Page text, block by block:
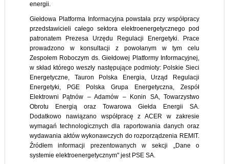
energii.
Giełdowa Platforma Informacyjna powstała przy współpracy
przedstawicieli całego sektora elektroenergetycznego pod
patronatem Prezesa Urzędu Regulacji Energetyki. Prace
prowadzono w konsultacji z powołanym w tym celu
Zespołem Roboczym ds. Giełdowej Platformy Informacyjnej,
w skład którego weszły następujące podmioty: Polskie Sieci
Energetyczne, Tauron Polska Energia, Urząd Regulacji
Energetyki, PGE Polska Grupa Energetyczna, Zespół
Elektrowni Pątnów – Adamów – Konin SA, Towarzystwo
Obrotu Energią oraz Towarowa Giełda Energii SA.
Dodatkowo nawiązano współpracę z ACER w zakresie
wymagań technologicznych dla raportowania danych oraz
wydawania aktów wykonawczych do rozporządzenia REMIT.
Źródłem informacji prezentowanych w sekcji „Dane o
systemie elektroenergetycznym" jest PSE SA.